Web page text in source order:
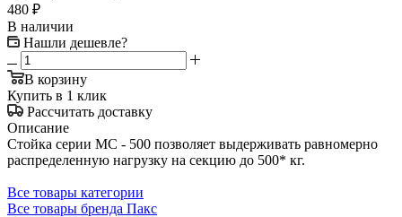
480 ₽
В наличии
Нашли дешевле?
В корзину
Купить в 1 клик
Рассчитать доставку
Описание
Стойка серии МС - 500 позволяет выдерживать равномерно
распределенную нагрузку на секцию до 500* кг.
Все товары категории
Все товары бренда Пакс